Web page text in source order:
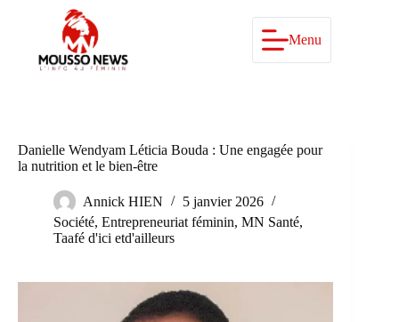
Menu
Danielle Wendyam Léticia Bouda : Une engagée pour
la nutrition et le bien-être
Annick HIEN
5 janvier 2026
Société, Entrepreneuriat féminin, MN Santé,
Taafé d'ici etd'ailleurs